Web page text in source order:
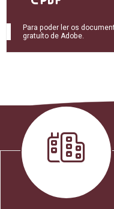
Para poder ler os
gratuíto de Adobe.